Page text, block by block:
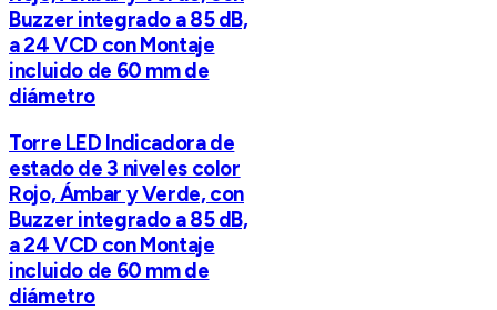
Buzzer integrado a 85 dB,
a 24 VCD con Montaje
incluido de 60 mm de
diámetro
Torre LED Indicadora de
estado de 3 niveles color
Rojo, Ámbar y Verde, con
Buzzer integrado a 85 dB,
a 24 VCD con Montaje
incluido de 60 mm de
diámetro